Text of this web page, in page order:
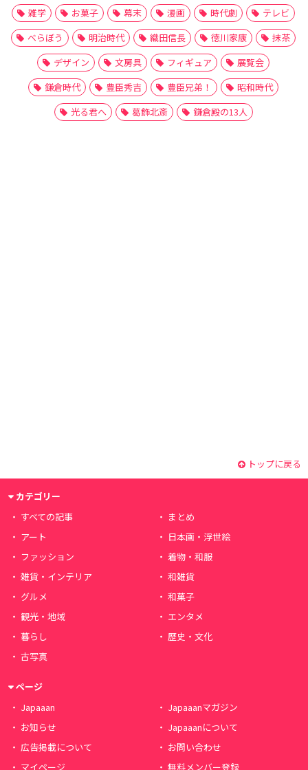
雑学
お菓子 幕末 漫画 時代劇
テレビ
べらぼう
明治時代 織田信長 徳川家康
抹茶
デザイン
文房具 フィギュア
展覧会
鎌倉時代
豊臣秀吉 豊臣兄弟！
昭和時代
光る君へ
葛飾北斎 鎌倉殿の13人
トップに戻る
カテゴリー
すべての記事
まとめ
アート
日本画・浮世絵
ファッション
着物・和服
雑貨・インテリア
和雑貨
グルメ
和菓子
観光・地域
エンタメ
暮らし
歴史・文化
古写真
ページ
Japaaan
Japaaanマガジン
お知らせ
Japaaanについて
広告掲載について
お問い合わせ
マイページ
無料メンバー登録